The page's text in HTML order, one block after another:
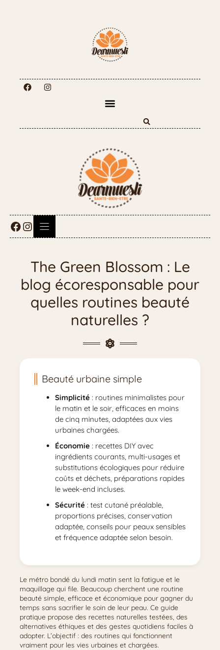
The Green Blossom : Le
blog écoresponsable pour
quelles routines beauté
naturelles ?
Beauté urbaine simple
Simplicité : routines minimalistes pour
le matin et le soir, efficaces en moins
de cinq minutes, adaptées aux vies
urbaines chargées.
Économie : recettes DIY avec
ingrédients courants, multi-usages et
substitutions écologiques pour réduire
coûts et déchets, préparations rapides
le week-end incluses.
Sécurité : test cutané préalable,
proportions précises, conservation
adaptée, conseils pour peaux sensibles
et fréquence adaptée selon besoin.
Le métro bondé du lundi matin sent la fatigue et le
maquillage qui file. Beaucoup cherchent une routine
beauté simple, efficace et économique pour gagner du
temps sans sacrifier le soin de leur peau. Ce guide
pratique propose des recettes naturelles testées, des
alternatives éthiques et des gestes quotidiens faciles à
adopter. L’objectif : des routines qui fonctionnent
vraiment pour les vies urbaines et chargées.